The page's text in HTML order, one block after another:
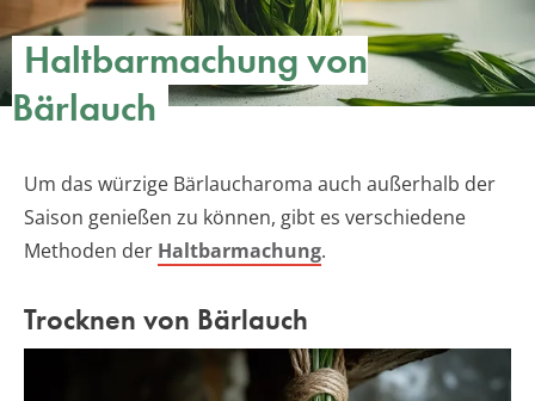
Haltbarmachung von
Bärlauch
Um das würzige Bärlaucharoma auch außerhalb der
Saison genießen zu können, gibt es verschiedene
Methoden der Haltbarmachung.
Trocknen von Bärlauch